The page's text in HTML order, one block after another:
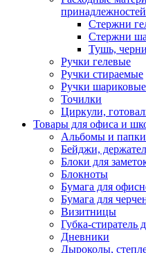
принадлежностей
Стержни
Стержни
Тушь,
Ручки гелевые
Ручки стираемые
Ручки шариковые
Точилки
Циркули,
Товары для офиса и
Альбомы и папки
Бейджи,
Блоки для
Блокноты
Бумага для
Бумага для
Визитницы
Губка-стиратель
Дневники
Дыроколы,